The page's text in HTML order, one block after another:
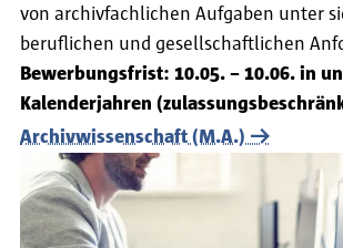
von archivfachlichen Aufgaben unter
beruflichen und gesellschaftlichen
Bewerbungsfrist: 10.05. – 10.06. in
Kalenderjahren
Archivwissenschaft (M.A.)